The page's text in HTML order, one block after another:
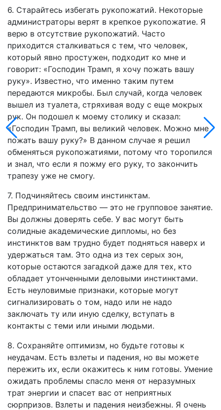
6. Старайтесь избегать рукопожатий. Некоторые
администраторы верят в крепкое рукопожатие. Я
верю в отсутствие рукопожатий. Часто
приходится сталкиваться с тем, что человек,
который явно простужен, подходит ко мне и
говорит: «Господин Трамп, я хочу пожать вашу
руку». Известно, что именно таким путем
передаются микробы. Был случай, когда человек
вышел из туалета, стряхивая воду с еще мокрых
рук. Он подошел к моему столику и сказал:
«Господин Трамп, вы великий человек. Можно мне
пожать вашу руку?» В данном случае я решил
обменяться рукопожатиями, потому что торопился
и знал, что если я пожму его руку, то закончить
трапезу уже не смогу.
7. Подчиняйтесь своим инстинктам.
Предпринимательство — это не групповое занятие.
Вы должны доверять себе. У вас могут быть
солидные академические дипломы, но без
инстинктов вам трудно будет подняться наверх и
удержаться там. Это одна из тех серых зон,
которые остаются загадкой даже для тех, кто
обладает утонченными деловыми инстинктами.
Есть неуловимые признаки, которые могут
сигнализировать о том, надо или не надо
заключать ту или иную сделку, вступать в
контакты с теми или иными людьми.
8. Сохраняйте оптимизм, но будьте готовы к
неудачам. Есть взлеты и падения, но вы можете
пережить их, если окажитесь к ним готовы. Умение
ожидать проблемы спасло меня от неразумных
трат энергии и спасет вас от неприятных
сюрпризов. Взлеты и падения неизбежны. Я очень